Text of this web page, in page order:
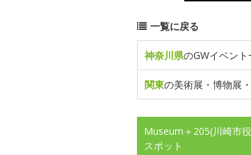
一覧に戻る
神奈川県のGWイベン
関東の美術展・博物展
Museum＋205(川崎市
スポット